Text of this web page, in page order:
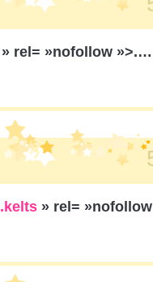
» rel= »nofollow »>.…
» rel=